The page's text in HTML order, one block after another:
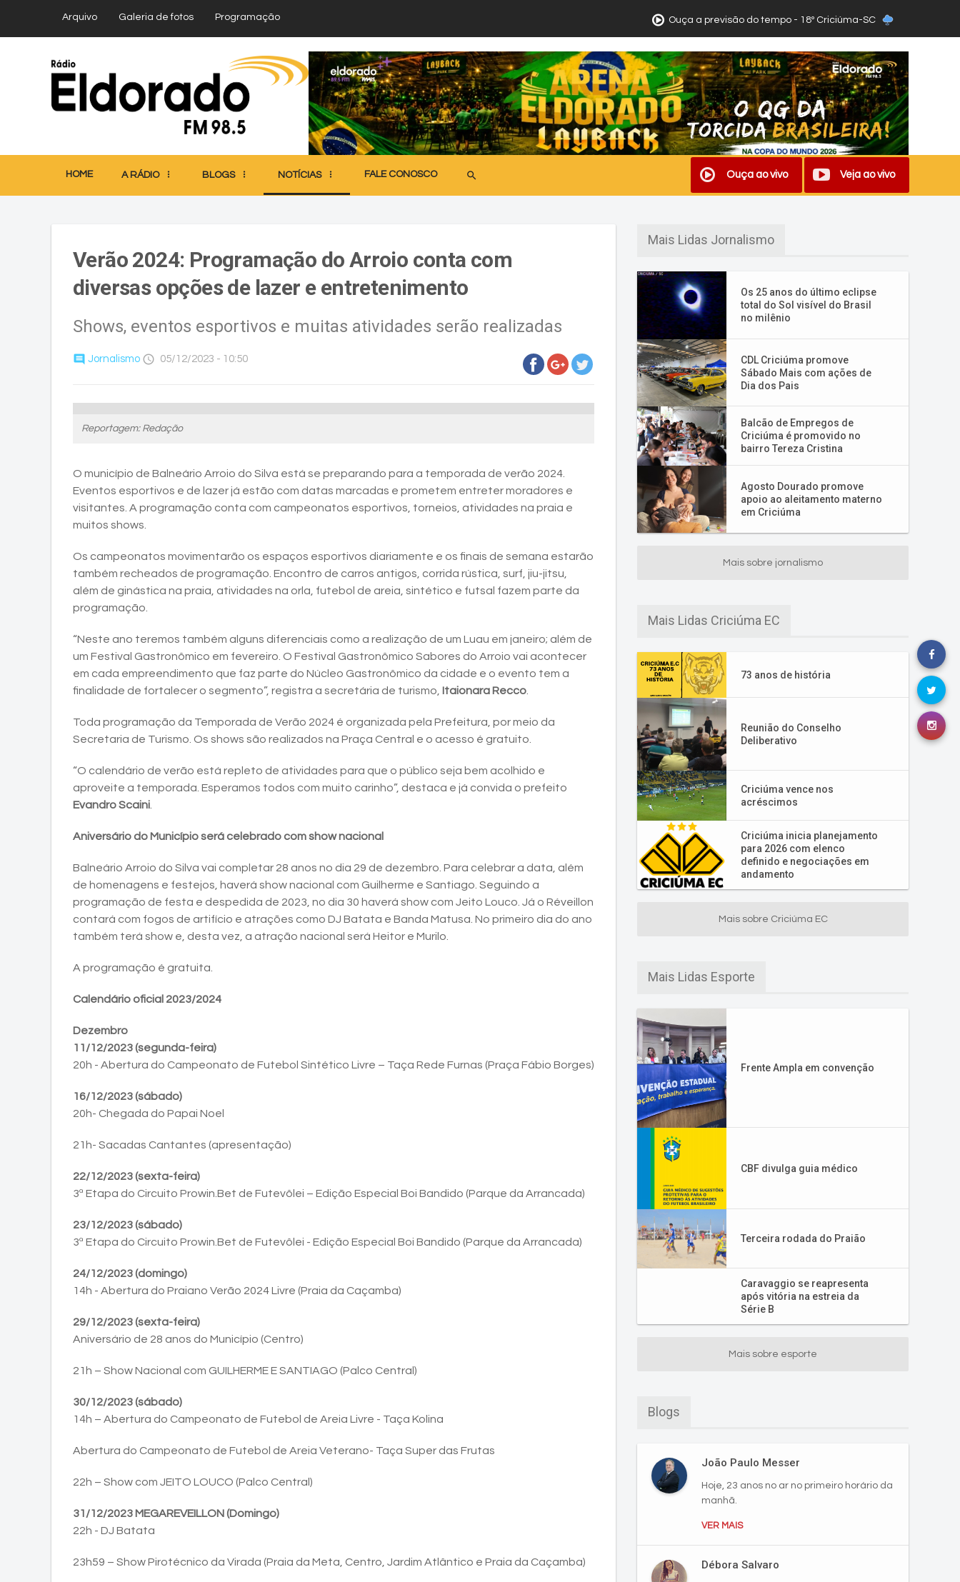
Arquivo Galeria de fotos Programação Ouça a previsão do tempo - 18º Criciúma-SC
HOME A RÁDIO BLOGS NOTÍCIAS FALE CONOSCO search Ouça ao vivo Veja ao vivo
Verão 2024: Programação do Arroio conta com
diversas opções de lazer e entretenimento
Shows, eventos esportivos e muitas atividades serão realizadas
comment Jornalismo access_time 05/12/2023 - 10:50
Reportagem: Redação
O município de Balneário Arroio do Silva está se preparando para a temporada de verão 2024.
Eventos esportivos e de lazer já estão com datas marcadas e prometem entreter moradores e
visitantes. A programação conta com campeonatos esportivos, torneios, atividades na praia e
muitos shows.
Os campeonatos movimentarão os espaços esportivos diariamente e os finais de semana estarão
também recheados de programação. Encontro de carros antigos, corrida rústica, surf, jiu-jitsu,
além de ginástica na praia, atividades na orla, futebol de areia, sintético e futsal fazem parte da
programação.
“Neste ano teremos também alguns diferenciais como a realização de um Luau em janeiro; além de
um Festival Gastronômico em fevereiro. O Festival Gastronômico Sabores do Arroio vai acontecer
em cada empreendimento que faz parte do Núcleo Gastronômico da cidade e o evento tem a
finalidade de fortalecer o segmento”, registra a secretária de turismo, Itaionara Recco
Toda programação da Temporada de Verão 2024 é organizada pela Prefeitura, por meio da
Secretaria de Turismo. Os shows são realizados na Praça Central e o acesso é gratuito.
“O calendário de verão está repleto de atividades para que o público seja bem acolhido e
aproveite a temporada. Esperamos todos com muito carinho”, destaca e já convida o prefeito
Evandro Scaini
Aniversário do Município será celebrado com show nacional
Balneário Arroio do Silva vai completar 28 anos no dia 29 de dezembro. Para celebrar a data, além
de homenagens e festejos, haverá show nacional com Guilherme e Santiago. Seguindo a
programação de festa e despedida de 2023, no dia 30 haverá show com Jeito Louco. Já o Réveillon
contará com fogos de artifício e atrações como DJ Batata e Banda Matusa. No primeiro dia do ano
também terá show e, desta vez, a atração nacional será Heitor e Murilo.
A programação é gratuita.
Calendário oficial 2023/2024
Dezembro
11/12/2023 (segunda-feira)
20h - Abertura do Campeonato de Futebol Sintético Livre – Taça Rede Furnas (Praça Fábio Borges)
16/12/2023 (sábado)
20h- Chegada do Papai Noel
21h- Sacadas Cantantes (apresentação)
22/12/2023 (sexta-feira)
3ª Etapa do Circuito Prowin.Bet de Futevôlei – Edição Especial Boi Bandido (Parque da Arrancada)
23/12/2023 (sábado)
3ª Etapa do Circuito Prowin.Bet de Futevôlei - Edição Especial Boi Bandido (Parque da Arrancada)
24/12/2023 (domingo)
14h - Abertura do Praiano Verão 2024 Livre (Praia da Caçamba)
29/12/2023 (sexta-feira)
Aniversário de 28 anos do Município (Centro)
21h – Show Nacional com GUILHERME E SANTIAGO (Palco Central)
30/12/2023 (sábado)
14h – Abertura do Campeonato de Futebol de Areia Livre - Taça Kolina
Abertura do Campeonato de Futebol de Areia Veterano- Taça Super das Frutas
22h – Show com JEITO LOUCO (Palco Central)
31/12/2023 MEGAREVEILLON (Domingo)
22h - DJ Batata
23h59 – Show Pirotécnico da Virada (Praia da Meta, Centro, Jardim Atlântico e Praia da Caçamba)
Mais Lidas Jornalismo
Os 25 anos do último eclipse
total do Sol visível do Brasil
no milênio
CDL Criciúma promove
Sábado Mais com ações de
Dia dos Pais
Balcão de Empregos de
Criciúma é promovido no
bairro Tereza Cristina
Agosto Dourado promove
apoio ao aleitamento materno
em Criciúma
Mais sobre jornalismo
Mais Lidas Criciúma EC
73 anos de história
Reunião do Conselho
Deliberativo
Criciúma vence nos
acréscimos
Criciúma inicia planejamento
para 2026 com elenco
definido e negociações em
andamento
Mais sobre Criciúma EC
Mais Lidas Esporte
Frente Ampla em convenção
CBF divulga guia médico
Terceira rodada do Praião
Caravaggio se reapresenta
após vitória na estreia da
Série B
Mais sobre esporte
Blogs
João Paulo Messer
Hoje, 23 anos no ar no primeiro horário da
manhã.
VER MAIS
Débora Salvaro